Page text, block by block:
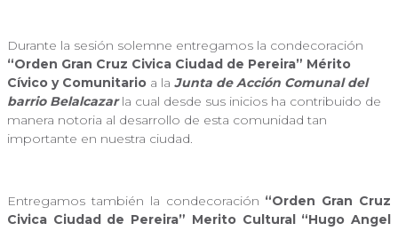
Durante la sesión solemne entregamos la condecoración
“Orden Gran Cruz Civica Ciudad de Pereira” Mérito
Cívico y Comunitario a la Junta de Acción Comunal del
barrio Belalcazar la cual desde sus inicios ha contribuido de
manera notoria al desarrollo de esta comunidad tan
importante en nuestra ciudad.
Entregamos también la condecoración “Orden Gran Cruz
Civica Ciudad de Pereira” Merito Cultural “Hugo Angel